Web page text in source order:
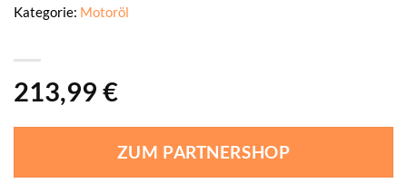
213,99 €
ZUM PARTNERSHOP
Kategorie: Motoröl